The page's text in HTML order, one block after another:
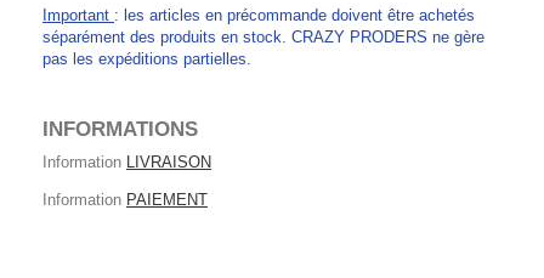
Important : les articles en précommande doivent être achetés
séparément des produits en stock. CRAZY PRODERS ne gère
pas les expéditions partielles.
INFORMATIONS
Information LIVRAISON
Information PAIEMENT